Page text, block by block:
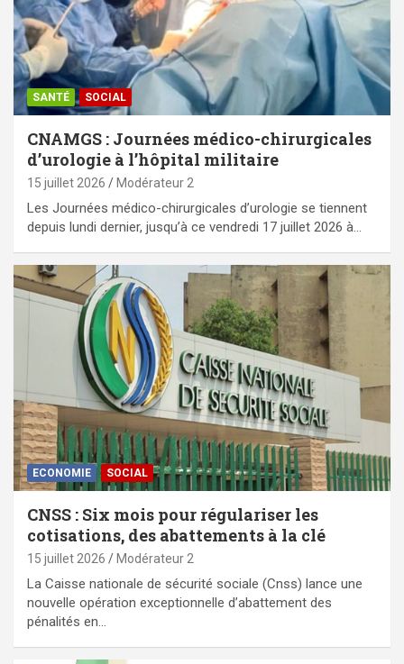
SANTÉ SOCIAL
CNAMGS : Journées médico-chirurgicales
d’urologie à l’hôpital militaire
15 juillet 2026 Modérateur 2
Les Journées médico-chirurgicales d’urologie se tiennent
depuis lundi dernier, jusqu’à ce vendredi 17 juillet 2026 à…
ECONOMIE SOCIAL
CNSS : Six mois pour régulariser les
cotisations, des abattements à la clé
15 juillet 2026 Modérateur 2
La Caisse nationale de sécurité sociale (Cnss) lance une
nouvelle opération exceptionnelle d’abattement des
pénalités en…